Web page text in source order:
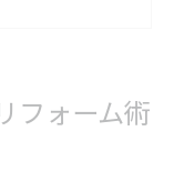
ォームアイデ
フォーム術